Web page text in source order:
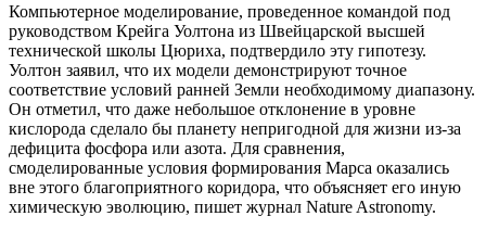
Компьютерное моделирование, проведенное командой под
руководством Крейга Уолтона из Швейцарской высшей
технической школы Цюриха, подтвердило эту гипотезу.
Уолтон заявил, что их модели демонстрируют точное
соответствие условий ранней Земли необходимому диапазону.
Он отметил, что даже небольшое отклонение в уровне
кислорода сделало бы планету непригодной для жизни из-за
дефицита фосфора или азота. Для сравнения,
смоделированные условия формирования Марса оказались
вне этого благоприятного коридора, что объясняет его иную
химическую эволюцию, пишет журнал Nature Astronomy.